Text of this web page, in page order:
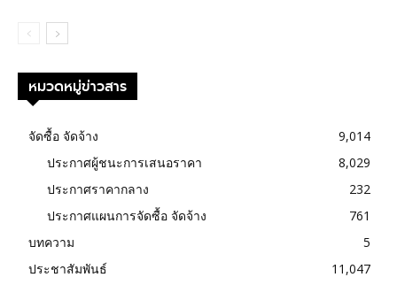
หมวดหมู่ข่าวสาร
จัดซื้อ จัดจ้าง
9,014
ประกาศผู้ชนะการเสนอราคา
8,029
ประกาศราคากลาง
232
ประกาศแผนการจัดซื้อ จัดจ้าง
761
บทความ
5
ประชาสัมพันธ์
11,047